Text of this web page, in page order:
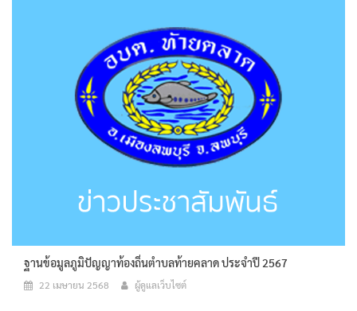
ฐานข้อมูลภูมิปัญญาท้องถิ่นตำบลท้ายคลาด ประจำปี 2567
22 เมษายน 2568 ผู้ดูแลเว็บไซต์